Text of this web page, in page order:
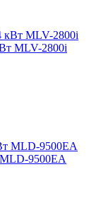
MLV-2800i
9500EA